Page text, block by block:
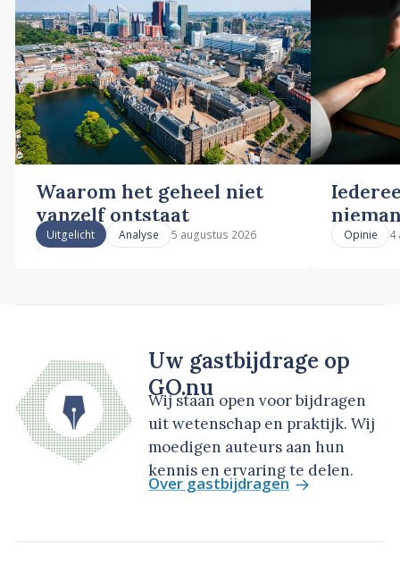
Waarom het geheel niet
vanzelf ontstaat
Uitgelicht Analyse 5 augustus 2026 Opinie 4
Uw gastbijdrage op
GO.nu
Wij staan open voor bijdragen
uit wetenschap en praktijk. Wij
moedigen auteurs aan hun
kennis en ervaring te delen.
Over gastbijdragen